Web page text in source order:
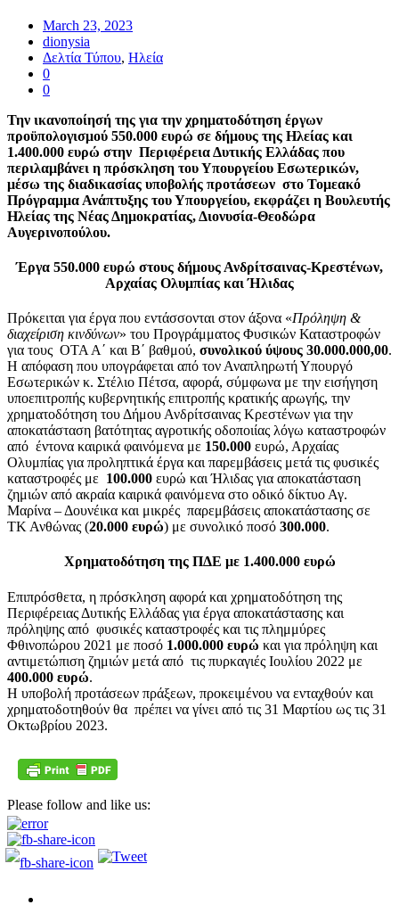
March 23, 2023
dionysia
Δελτία Τύπου, Ηλεία
0
0
Την ικανοποίησή της για την χρηματοδότηση έργων
προϋπολογισμού 550.000 ευρώ σε δήμους της Ηλείας και
1.400.000 ευρώ στην Περιφέρεια Δυτικής Ελλάδας που
περιλαμβάνει η πρόσκληση του Υπουργείου Εσωτερικών,
μέσω της διαδικασίας υποβολής προτάσεων στο Τομεακό
Πρόγραμμα Ανάπτυξης του Υπουργείου, εκφράζει η Βουλευτής
Ηλείας της Νέας Δημοκρατίας, Διονυσία-Θεοδώρα
Αυγερινοπούλου.
Έργα 550.000 ευρώ στους δήμους Ανδρίτσαινας-Κρεστένων,
Αρχαίας Ολυμπίας και Ήλιδας
Πρόκειται για έργα που εντάσσονται στον άξονα «Πρόληψη &
διαχείριση κινδύνων» του Προγράμματος Φυσικών Καταστροφών
για τους ΟΤΑ Α΄ και Β΄ βαθμού, συνολικού ύψους 30.000.000,00.
Η απόφαση που υπογράφεται από τον Αναπληρωτή Υπουργό
Εσωτερικών κ. Στέλιο Πέτσα, αφορά, σύμφωνα με την εισήγηση
υποεπιτροπής κυβερνητικής επιτροπής κρατικής αρωγής, την
χρηματοδότηση του Δήμου Ανδρίτσαινας Κρεστένων για την
αποκατάσταση βατότητας αγροτικής οδοποιίας λόγω καταστροφών
από έντονα καιρικά φαινόμενα με 150.000 ευρώ, Αρχαίας
Ολυμπίας για προληπτικά έργα και παρεμβάσεις μετά τις φυσικές
καταστροφές με 100.000 ευρώ και Ήλιδας για αποκατάσταση
ζημιών από ακραία καιρικά φαινόμενα στο οδικό δίκτυο Αγ.
Μαρίνα – Δουνέικα και μικρές παρεμβάσεις αποκατάστασης σε
ΤΚ Ανθώνας (20.000 ευρώ) με συνολικό ποσό 300.000.
Χρηματοδότηση της ΠΔΕ με 1.400.000 ευρώ
Επιπρόσθετα, η πρόσκληση αφορά και χρηματοδότηση της
Περιφέρειας Δυτικής Ελλάδας για έργα αποκατάστασης και
πρόληψης από φυσικές καταστροφές και τις πλημμύρες
Φθινοπώρου 2021 με ποσό 1.000.000 ευρώ και για πρόληψη και
αντιμετώπιση ζημιών μετά από τις πυρκαγιές Ιουλίου 2022 με
400.000 ευρώ.
Η υποβολή προτάσεων πράξεων, προκειμένου να ενταχθούν και
χρηματοδοτηθούν θα πρέπει να γίνει από τις 31 Μαρτίου ως τις 31
Οκτωβρίου 2023.
Please follow and like us: